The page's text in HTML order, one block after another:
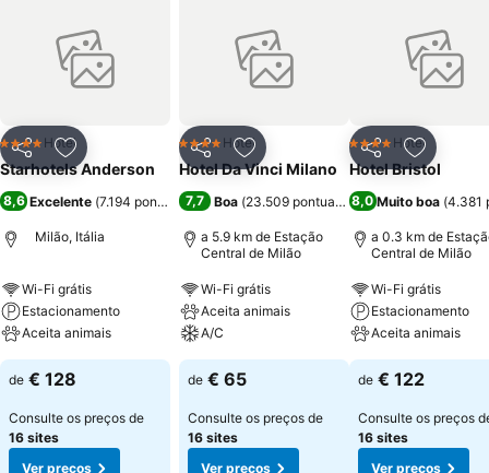
toda em mármore com banheira e ducha. Os Hóspedes poderão
desfrutar de salas de reunião para eventos ou convenções
totalmente equipadas com tela, projector e outros e ainda para
24 horas, wi-fi em todo hotel e sala de fitness aberta 24 horas por
dia.PartilharAdicionar aos favoritos
4 EstrelasHotel
Starhotels Anderson
8,6 Excelente (7.194 pontuações )
Milão, Itália
Wi-Fi grátis
Estacionamento
Aceita animais
de € 128
Consulte os preços de
16 sites
Ver preços
PartilharAdicionar aos favoritos
4 EstrelasHotel
Hotel Da Vinci Milano
7,7 Boa (23.509 pontuações)
a 5.9 km de Estação
Central de Milão
Wi-Fi grátis
Aceita animais
A/C
de € 65
Consulte os preços de
16 sites
Ver preços
Partilhar
4 EstrelasHotel
Hotel Bristol
8,0Muito boa (4.381
a 0.3 km de
Central de Milão
Wi-Fi grátis
Estacionamento
Aceita animais
de € 122
Consulte os preços
16 sites
Ver preços